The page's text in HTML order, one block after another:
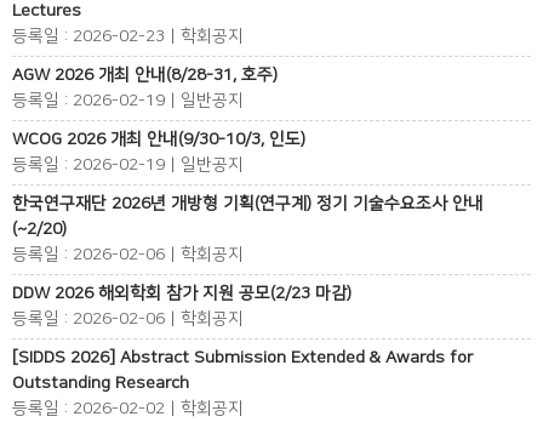
Lectures
등록일 : 2026-02-23 | 학회공지
AGW 2026 개최 안내(8/28-31, 호주)
등록일 : 2026-02-19 | 일반공지
WCOG 2026 개최 안내(9/30-10/3, 인도)
등록일 : 2026-02-19 | 일반공지
한국연구재단 2026년 개방형 기획(연구계) 정기 기술수요조사 안내
(~2/20)
등록일 : 2026-02-06 | 학회공지
DDW 2026 해외학회 참가 지원 공모(2/23 마감)
등록일 : 2026-02-06 | 학회공지
[SIDDS 2026] Abstract Submission Extended & Awards for
Outstanding Research
등록일 : 2026-02-02 | 학회공지